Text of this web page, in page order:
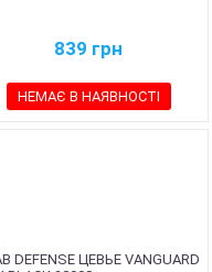
839 грн
НЕМАЄ В НАЯВНОСТІ